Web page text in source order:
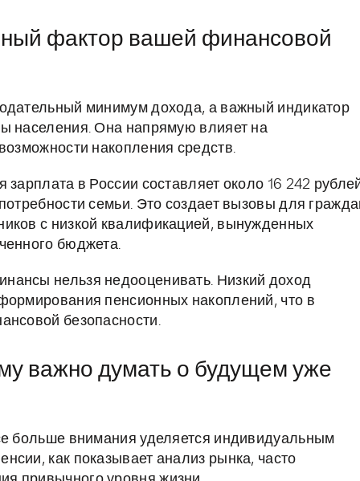
фактор вашей финансовой
минимум дохода, а важный индикатор
населения. Она напрямую влияет на
накопления средств.
в России составляет около 16 242
семьи. Это создает вызовы для
с низкой квалификацией, вынужденных
бюджета.
нельзя недооценивать. Низкий доход
пенсионных накоплений, что в
безопасности.
важно думать о будущем уже
больше внимания уделяется индивидуальным
как показывает анализ рынка, часто